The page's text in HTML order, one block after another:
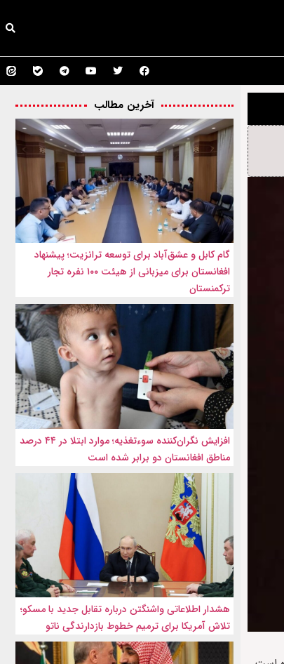
آخرین مطالب
گام کابل و عشق‌آباد برای توسعه ترانزیت؛ پیشنهاد
افغانستان برای میزبانی از هیئت ۱۰۰ نفره تجار
ترکمنستان
افزایش نگران‌کننده سوءتغذیه؛ موارد ابتلا در ۴۴ درصد
مناطق افغانستان دو برابر شده است
هشدار اطلاعاتی واشنگتن درباره تقابل جدید با مسکو؛
تلاش آمریکا برای ترمیم خطوط بازدارندگی ناتو